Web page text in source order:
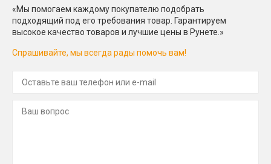
«Мы помогаем каждому покупателю подобрать
подходящий под его требования товар. Гарантируем
высокое качество товаров и лучшие цены в Рунете.»
Спрашивайте, мы всегда рады помочь вам!